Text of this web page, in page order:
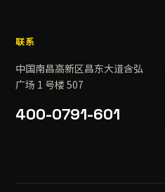
联系
中国南昌高新区昌东大道含弘
广场 1 号楼 507
400-0791-601